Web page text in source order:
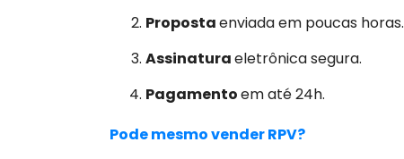
Propostaenviada em poucas horas.
Assinaturaeletrônica segura.
Pagamentoem até 24h.
Pode mesmo vender RPV?